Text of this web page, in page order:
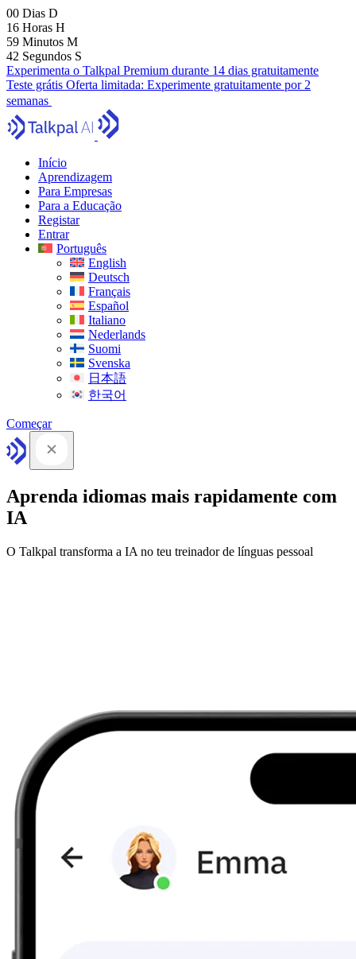
00 Dias D
16 Horas H
59 Minutos M
41 Segundos S
Experimenta o Talkpal Premium durante 14 dias gratuitamente
Teste grátis Oferta limitada: Experimente gratuitamente por 2
semanas
Início
Aprendizagem
Para Empresas
Para a Educação
Registar
Entrar
Português
English
Deutsch
Français
Español
Italiano
Nederlands
Suomi
Svenska
日本語
한국어
Começar
Aprenda idiomas mais rapidamente com
IA
O Talkpal transforma a IA no teu treinador de línguas pessoal